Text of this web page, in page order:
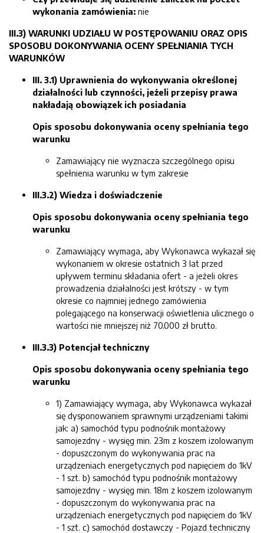
wykonania zamówienia: nie
III.3) WARUNKI UDZIAŁU W POSTĘPOWANIU ORAZ OPIS
SPOSOBU DOKONYWANIA OCENY SPEŁNIANIA TYCH
WARUNKÓW
III. 3.1) Uprawnienia do wykonywania określonej
działalności lub czynności, jeżeli przepisy prawa
nakładają obowiązek ich posiadania
Opis sposobu dokonywania oceny spełniania tego
warunku
Zamawiający nie wyznacza szczególnego opisu
spełnienia warunku w tym zakresie
III.3.2) Wiedza i doświadczenie
Opis sposobu dokonywania oceny spełniania tego
warunku
Zamawiający wymaga, aby Wykonawca wykazał się
wykonaniem w okresie ostatnich 3 lat przed
upływem terminu składania ofert - a jeżeli okres
prowadzenia działalności jest krótszy - w tym
okresie co najmniej jednego zamówienia
polegającego na konserwacji oświetlenia ulicznego o
wartości nie mniejszej niż 70.000 zł brutto.
III.3.3) Potencjał techniczny
Opis sposobu dokonywania oceny spełniania tego
warunku
1) Zamawiający wymaga, aby Wykonawca wykazał
się dysponowaniem sprawnymi urządzeniami takimi
jak: a) samochód typu podnośnik montażowy
samojezdny - wysięg min. 23m z koszem izolowanym
- dopuszczonym do wykonywania prac na
urządzeniach energetycznych pod napięciem do 1kV
- 1 szt. b) samochód typu podnośnik montażowy
samojezdny - wysięg min. 18m z koszem izolowanym
- dopuszczonym do wykonywania prac na
urządzeniach energetycznych pod napięciem do 1kV
- 1 szt. c) samochód dostawczy - Pojazd techniczny